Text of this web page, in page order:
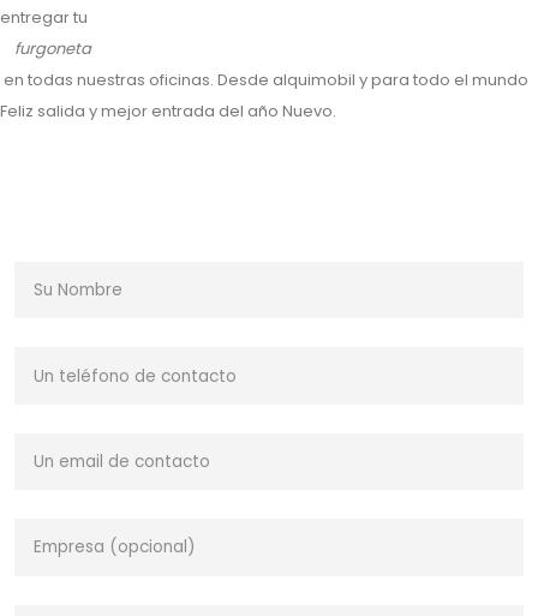
entregar tu
furgoneta
en todas nuestras oficinas. Desde alquimobil y para todo el mundo
Feliz salida y mejor entrada del año Nuevo.